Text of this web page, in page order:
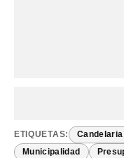
ETIQUETAS: Candelaria
Municipalidad